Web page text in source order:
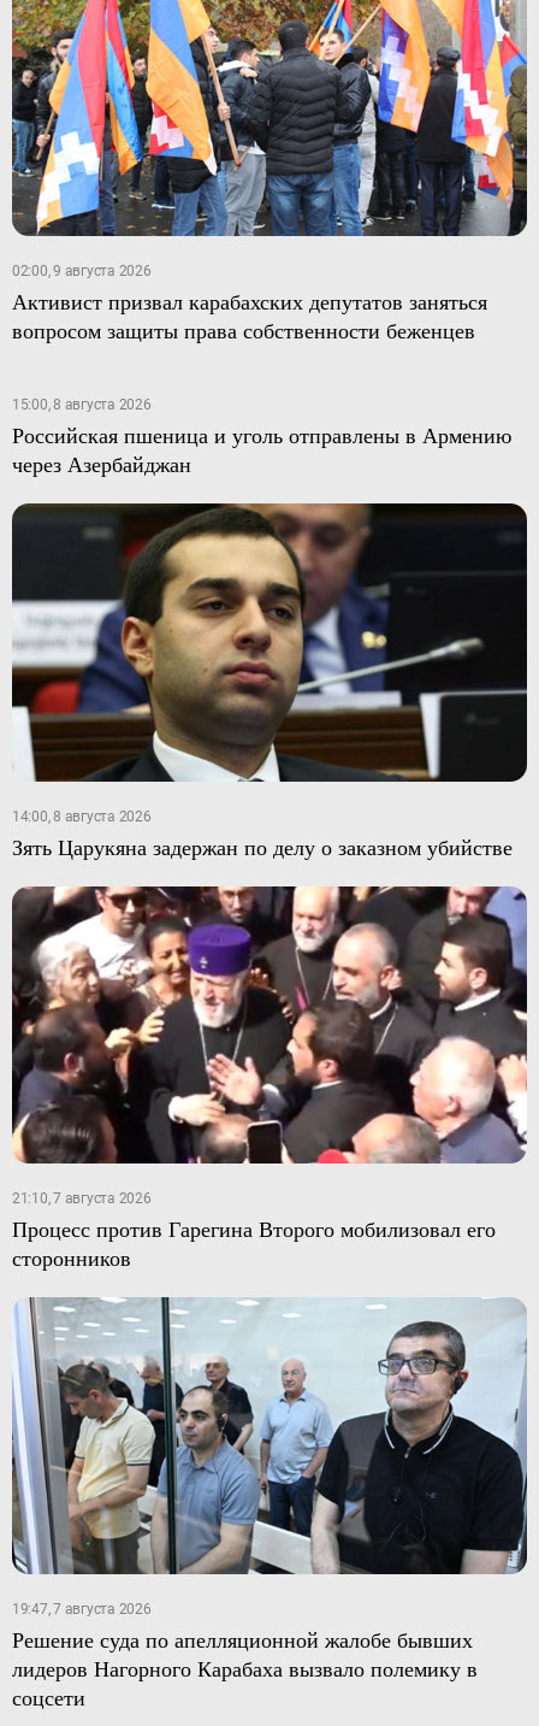
02:00, 9 августа 2026
Активист призвал карабахских депутатов заняться
вопросом защиты права собственности беженцев
15:00, 8 августа 2026
Российская пшеница и уголь отправлены в Армению
через Азербайджан
14:00, 8 августа 2026
Зять Царукяна задержан по делу о заказном убийстве
21:10, 7 августа 2026
Процесс против Гарегина Второго мобилизовал его
сторонников
19:47, 7 августа 2026
Решение суда по апелляционной жалобе бывших
лидеров Нагорного Карабаха вызвало полемику в
соцсети